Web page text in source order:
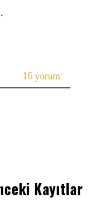
16 yorum:
Kayıtlar